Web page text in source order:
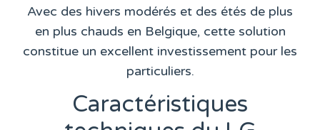
Avec des hivers modérés et des étés de plus
en plus chauds en Belgique, cette solution
constitue un excellent investissement pour les
particuliers.
Caractéristiques